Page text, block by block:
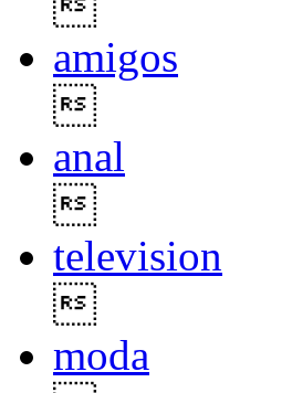
amigos
anal
television
moda